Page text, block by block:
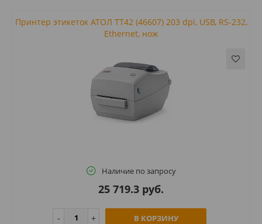
Принтер этикеток АТОЛ ТТ42 (46607) 203 dpi, USB, RS-232,
Ethernet, нож
Наличие по запросу
25 719.3 руб.
В КОРЗИНУ